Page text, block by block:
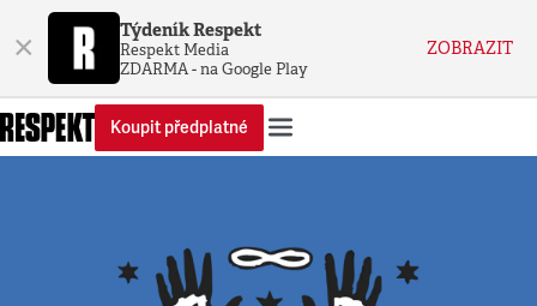
× Týdeník Respekt
Respekt Media
ZDARMA - na Google Play
ZOBRAZIT
Koupit předplatné